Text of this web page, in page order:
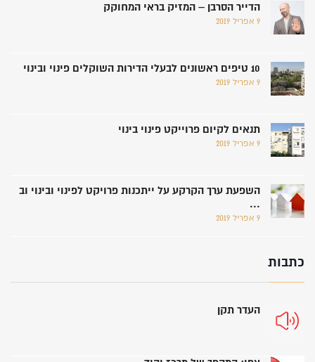
הדייר הסרבן – המזיק בראי המחוקק
9 אפריל 2019
10 טיפים ראשונים לבעלי הדירות השוקלים פינוי ובינוי
9 אפריל 2019
תנאים לקיום פרוייקט פינוי בינוי
9 אפריל 2019
השפעת ערך הקרקע על ייתכנות פרויקט לפינוי ובינוי וב
...
9 אפריל 2019
כתבות
העדר תקן